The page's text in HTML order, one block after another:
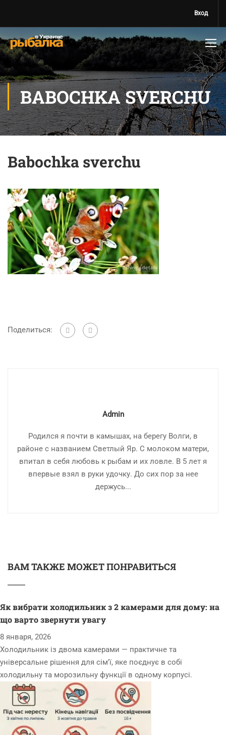
Вход
BABOCHKA SVERCHU
Babochka sverchu
Поделиться:
Admin
Родился я почти в камышах, на берегу Волги, в
районе с названием Светлый Яр. С молоком матери,
впитал в себя любовь к рыбам и их ловле. В 5 лет я
впервые взял в руки удочку. До сих пор за нее
держусь...
ВАМ ТАКЖЕ МОЖЕТ ПОНРАВИТЬСЯ
Як вибрати холодильник з 2 камерами для дому: на
що варто звернути увагу
8 января, 2026
Холодильник із двома камерами — практичне та
універсальне рішення для сім’ї, яке поєднує в собі
холодильну та морозильну функції в одному корпусі.